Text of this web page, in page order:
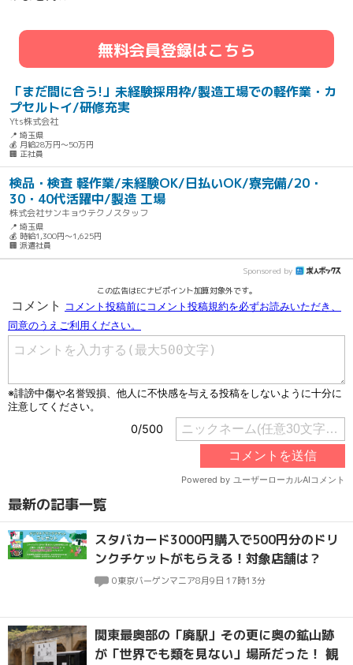
無料会員登録はこちら
「まだ間に合う!」未経験採用枠/製造工場での軽作業・カ
プセルトイ/研修充実
Yts株式会社
📍 埼玉県
💰 月給28万円～50万円
🏢 正社員
検品・検査 軽作業/未経験OK/日払いOK/寮完備/20・
30・40代活躍中/製造 工場
株式会社サンキョウテクノスタッフ
📍 埼玉県
💰 時給1,300円～1,625円
🏢 派遣社員
Sponsored by
この広告はECナビポイント加算対象外です。
最新の記事一覧
スタバカード3000円購入で500円分のドリ
ンクチケットがもらえる！対象店舗は？
0東京バーゲンマニア8月9日 17時13分
関東最奥部の「廃駅」その更に奥の鉱山跡
が「世界でも類を見ない」場所だった！ 観